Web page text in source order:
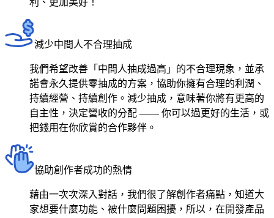
利、更加美好！
減少中間人不合理抽成
我們希望改善「中間人抽成過高」的不合理現象，並承
諾會永久提供零抽成的方案，協助你擁有合理的利潤、
持續經營、持續創作。減少抽成，意味著你將有更高的
自主性，決定營收的分配 —— 你可以過更好的生活，或
把錢用在你欣賞的合作夥伴。
協助創作者成功的熱情
藉由一次次深入對話，我們很了解創作者痛點，知道大
家想要什麼功能、被什麼問題困擾，所以，在開發產品